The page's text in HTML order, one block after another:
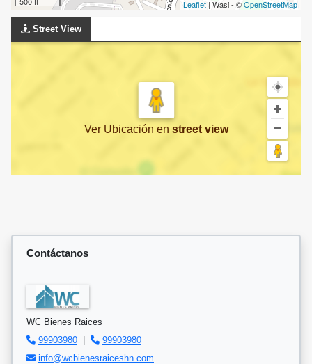
Leaflet | Wasi - ©OpenStreetMap
Street View
Ver Ubicación en street view
Contáctanos
WC Bienes Raices
99903980 |
99903980
info@wcbienesraiceshn.com